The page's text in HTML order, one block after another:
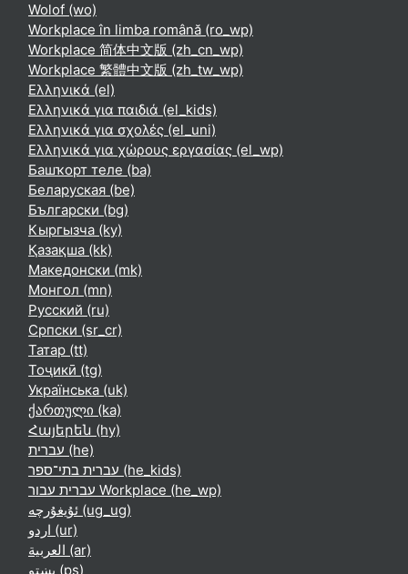
Wolof ‎(wo)‎
Workplace în limba română ‎(ro_wp)‎
Workplace 简体中文版 ‎(zh_cn_wp)‎
Workplace 繁體中文版 ‎(zh_tw_wp)‎
Ελληνικά ‎(el)‎
Ελληνικά για παιδιά ‎(el_kids)‎
Ελληνικά για σχολές ‎(el_uni)‎
Ελληνικά για χώρους εργασίας ‎(el_wp)‎
Башҡорт теле ‎(ba)‎
Беларуская ‎(be)‎
Български ‎(bg)‎
Кыргызча ‎(ky)‎
Қазақша ‎(kk)‎
Македонски ‎(mk)‎
Монгол ‎(mn)‎
Русский ‎(ru)‎
Српски ‎(sr_cr)‎
Татар ‎(tt)‎
Тоҷикӣ ‎(tg)‎
Українська ‎(uk)‎
ქართული ‎(ka)‎
Հայերեն ‎(hy)‎
עברית ‎(he)‎
עברית בתי־ספר ‎(he_kids)‎
עברית עבור Workplace ‎(he_wp)‎
ئۇيغۇرچە ‎(ug_ug)‎
اردو ‎(ur)‎
العربية ‎(ar)‎
پښتو ‎(ps)‎